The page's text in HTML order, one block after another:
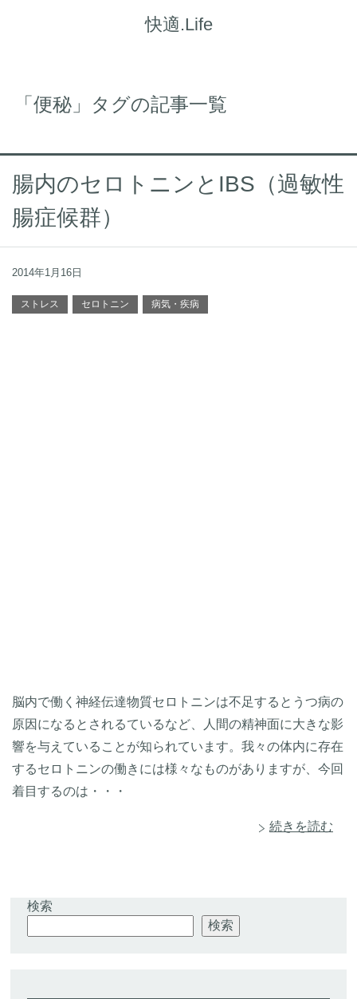
快適.Life
「便秘」タグの記事一覧
腸内のセロトニンとIBS（過敏性
腸症候群）
2014年1月16日
ストレス セロトニン 病気・疾病
脳内で働く神経伝達物質セロトニンは不足するとうつ病の
原因になるとされるているなど、人間の精神面に大きな影
響を与えていることが知られています。我々の体内に存在
するセロトニンの働きには様々なものがありますが、今回
着目するのは・・・
続きを読む
検索
検索